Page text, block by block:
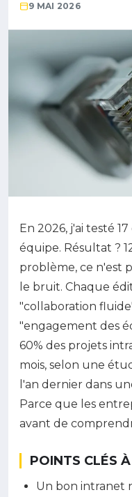
9 MAI 2026
En 2026, j'ai testé
équipe. Résultat ?
problème, ce n'est
le bruit. Chaque
"collaboration
"engagement des
60% des projets
mois, selon une
l'an dernier dans
Parce que les
avant de
POINTS CLÉS
Un bon intranet